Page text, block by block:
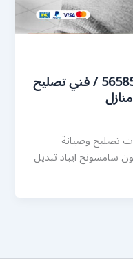
رقم محل تلفونات الزور / 56585547 / فني تصليح
تصليح وصيانة
سامسونج ايباد تبديل